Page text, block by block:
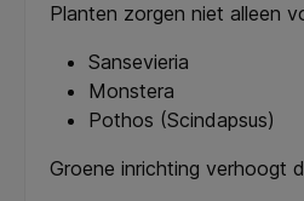
Planten zorgen niet alleen
Sansevieria
Monstera
Pothos (Scindapsus)
Groene inrichting verhoogt